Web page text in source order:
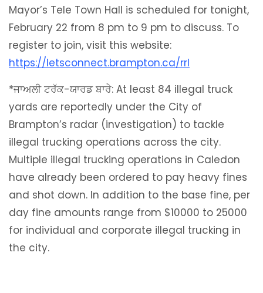
Mayor’s Tele Town Hall is scheduled for tonight,
February 22 from 8 pm to 9 pm to discuss. To
register to join, visit this website:
https://letsconnect.brampton.ca/rrl
*ਜਾਅਲੀ ਟਰੱਕ-ਯਾਰਡ ਬਾਰੇ: At least 84 illegal truck
yards are reportedly under the City of
Brampton’s radar (investigation) to tackle
illegal trucking operations across the city.
Multiple illegal trucking operations in Caledon
have already been ordered to pay heavy fines
and shot down. In addition to the base fine, per
day fine amounts range from $10000 to 25000
for individual and corporate illegal trucking in
the city.